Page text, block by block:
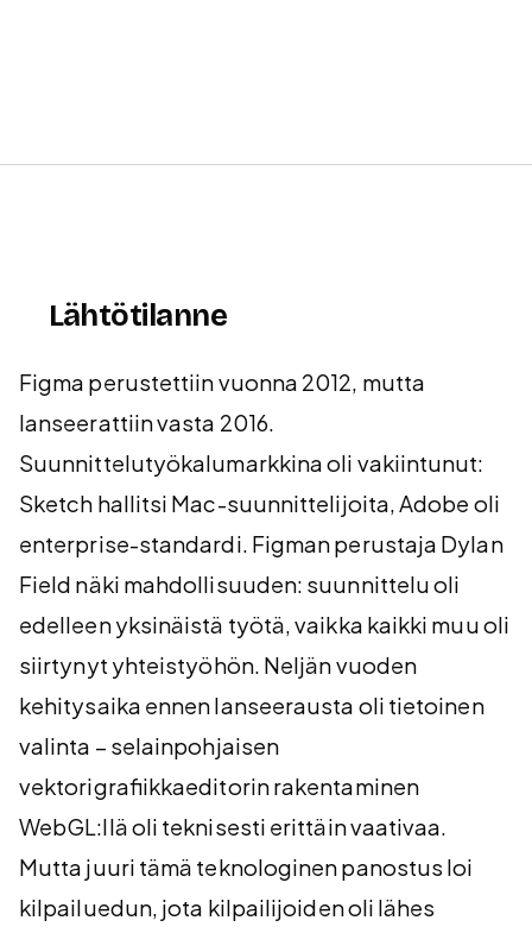
Lähtötilanne
Figma perustettiin vuonna 2012, mutta
lanseerattiin vasta 2016.
Suunnittelutyökalumarkkina oli vakiintunut:
Sketch hallitsi Mac-suunnittelijoita, Adobe oli
enterprise-standardi. Figman perustaja Dylan
Field näki mahdollisuuden: suunnittelu oli
edelleen yksinäistä työtä, vaikka kaikki muu oli
siirtynyt yhteistyöhön. Neljän vuoden
kehitysaika ennen lanseerausta oli tietoinen
valinta – selainpohjaisen
vektorigrafiikkaeditorin rakentaminen
WebGL:llä oli teknisesti erittäin vaativaa.
Mutta juuri tämä teknologinen panostus loi
kilpailuedun, jota kilpailijoiden oli lähes